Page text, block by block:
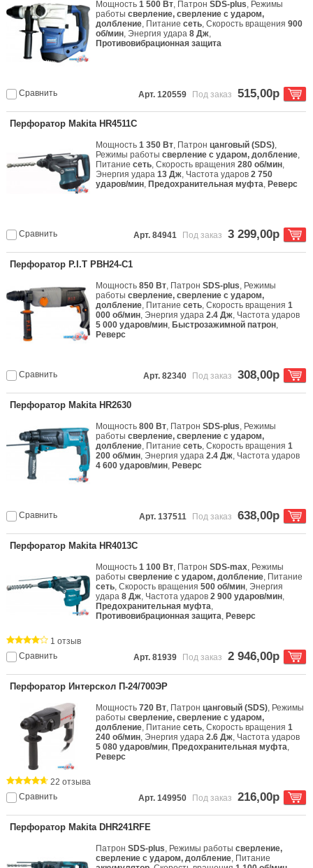
Мощность1 500 Вт, ПатронSDS-plus, Режимы
работысверление, сверление с ударом,
долбление, Питаниесеть, Скорость вращения900
об/мин, Энергия удара8 Дж,
Противовибрационная защита
Сравнить Арт. 120559 Под заказ 515,00р
Перфоратор Makita HR4511C
Мощность1 350 Вт, Патронцанговый (SDS),
Режимы работысверление с ударом, долбление,
Питаниесеть, Скорость вращения280 об/мин,
Энергия удара13 Дж, Частота ударов2 750
ударов/мин, Предохранительная муфта, Реверс
Сравнить Арт. 84941 Под заказ 3 299,00р
Перфоратор P.I.T PBH24-C1
Мощность850 Вт, ПатронSDS-plus, Режимы
работысверление, сверление с ударом,
долбление, Питаниесеть, Скорость вращения1
000 об/мин, Энергия удара2.4 Дж, Частота ударов
5 000 ударов/мин, Быстрозажимной патрон,
Реверс
Сравнить Арт. 82340 Под заказ 308,00р
Перфоратор Makita HR2630
Мощность800 Вт, ПатронSDS-plus, Режимы
работысверление, сверление с ударом,
долбление, Питаниесеть, Скорость вращения1
200 об/мин, Энергия удара2.4 Дж, Частота ударов
4 600 ударов/мин, Реверс
Сравнить Арт. 137511 Под заказ 638,00р
Перфоратор Makita HR4013C
Мощность1 100 Вт, ПатронSDS-max, Режимы
работысверление с ударом, долбление, Питание
сеть, Скорость вращения500 об/мин, Энергия
удара8 Дж, Частота ударов2 900 ударов/мин,
Предохранительная муфта,
Противовибрационная защита, Реверс
Сравнить
1 отзыв
Арт. 81939
Под заказ 2 946,00р
Перфоратор Интерскол П-24/700ЭР
Мощность720 Вт, Патронцанговый (SDS), Режимы
работысверление, сверление с ударом,
долбление, Питаниесеть, Скорость вращения1
240 об/мин, Энергия удара2.6 Дж, Частота ударов
5 080 ударов/мин, Предохранительная муфта,
Реверс
Сравнить
22 отзыва
Арт. 149950
Под заказ 216,00р
Перфоратор Makita DHR241RFE
ПатронSDS-plus, Режимы работысверление,
сверление с ударом, долбление, Питание